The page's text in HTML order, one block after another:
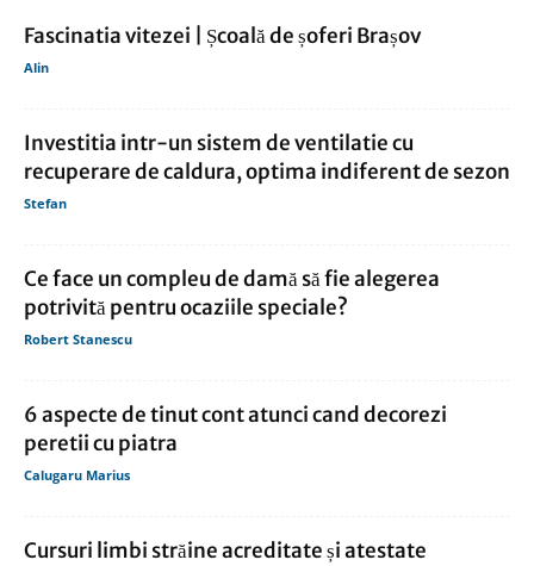
Fascinatia vitezei | Școală de șoferi Brașov
Alin
Investitia intr-un sistem de ventilatie cu
recuperare de caldura, optima indiferent de sezon
Stefan
Ce face un compleu de damă să fie alegerea
potrivită pentru ocaziile speciale?
Robert Stanescu
6 aspecte de tinut cont atunci cand decorezi
peretii cu piatra
Calugaru Marius
Cursuri limbi străine acreditate și atestate